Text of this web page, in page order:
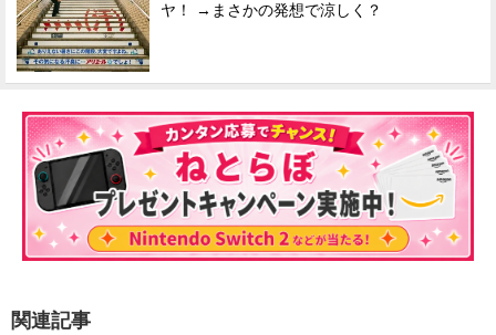
ヤ！ →まさかの発想で涼しく？
関連記事